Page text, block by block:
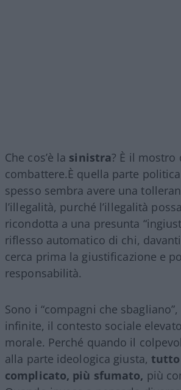
Che cos’è la sinistra? È il mostro
combattere.È quella parte
spesso sembra avere una
l’illegalità, purché l’illegalità
ricondotta a una presunta
riflesso automatico di chi,
cerca prima la giustificazione e
responsabilità.
Sono i “compagni che
infinite, il contesto sociale
morale. Perché quando il
alla parte ideologica giusta,tutto
complicato, più sfumato, più